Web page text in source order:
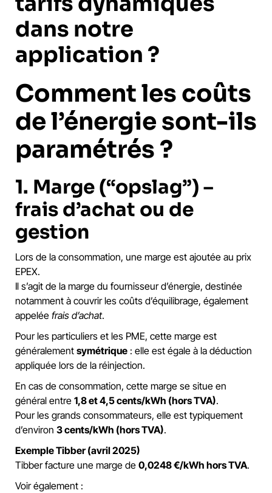
dans notre
application ?
Comment les coûts
de l’énergie sont-ils
paramétrés ?
1. Marge (“opslag”) –
frais d’achat ou de
gestion
Lors de la consommation, une marge est ajoutée au prix
EPEX.
Il s’agit de la marge du fournisseur d’énergie, destinée
notamment à couvrir les coûts d’équilibrage, également
appelée frais d’achat.
Pour les particuliers et les PME, cette marge est
généralement symétrique : elle est égale à la déduction
appliquée lors de la réinjection.
En cas de consommation, cette marge se situe en
général entre 1,8 et 4,5 cents/kWh (hors TVA).
Pour les grands consommateurs, elle est typiquement
d’environ 3 cents/kWh (hors TVA).
Exemple Tibber (avril 2025)
Tibber facture une marge de 0,0248 €/kWh hors TVA.
Voir également :